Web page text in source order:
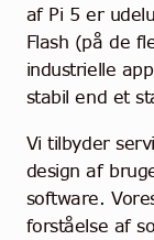
af Pi 5 er
Flash (på de
industrielle
stabil end et
Vi tilbyder
design af
software.
forståelse af